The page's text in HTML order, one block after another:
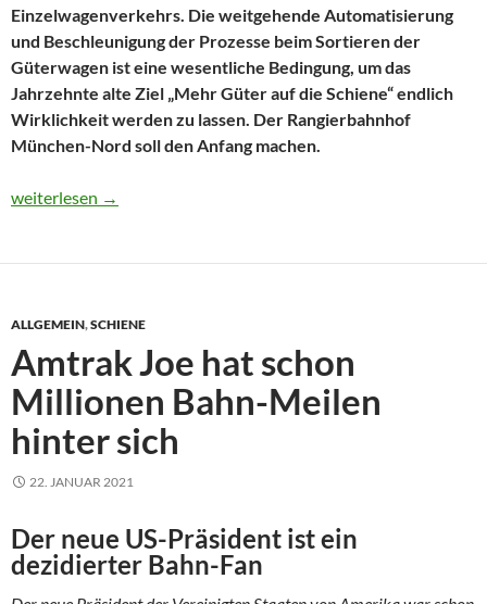
Einzelwagenverkehrs. Die weitgehende Automatisierung
und Beschleunigung der Prozesse beim Sortieren der
Güterwagen ist eine wesentliche Bedingung, um das
Jahrzehnte alte Ziel „Mehr Güter auf die Schiene“ endlich
Wirklichkeit werden zu lassen. Der Rangierbahnhof
München-Nord soll den Anfang machen.
Schluss mit dem Knochenjob zwischen Puffern
weiterlesen →
ALLGEMEIN,SCHIENE
Amtrak Joe hat schon
Millionen Bahn-Meilen
hinter sich
22. JANUAR 2021
Der neue US-Präsident ist ein
dezidierter Bahn-Fan